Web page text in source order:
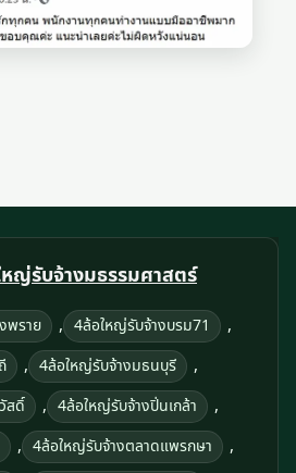
หญ่รับจ้างมธรรมศาสตร์
พราย , 4ล้อใหญ่รับจ้างบรม71 ,
, 4ล้อใหญ่รับจ้างมธนบุรี ,
สดิ์ , 4ล้อใหญ่รับจ้างปิ่นเกล้า ,
, 4ล้อใหญ่รับจ้างตลาดแพรกษา ,